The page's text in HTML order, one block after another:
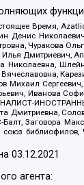
Время,
Денис
Чуракова
Дмитриевич,
Николаевна,
Вячеславовна,
Сергеевич,
Иванова
Дмитриевна,
Заговора
03.12.2021
агента: